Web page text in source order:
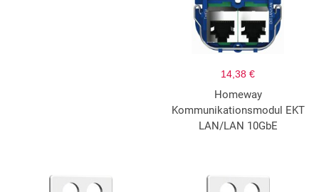
14,38 €
Homeway
Kommunikationsmodul EKT
LAN/LAN 10GbE